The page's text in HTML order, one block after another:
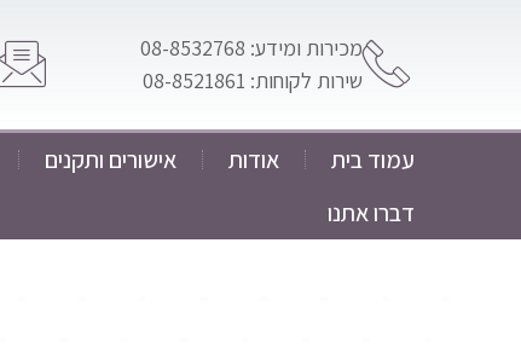
מכירות ומידע: 08-8532768
שירות לקוחות: 08-8521861
עמוד בית אודות אישורים ותקנים
דברו אתנו